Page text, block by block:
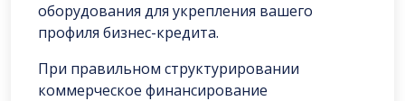
оборудования для укрепления вашего
профиля бизнес-кредита.
При правильном структурировании
коммерческое финансирование